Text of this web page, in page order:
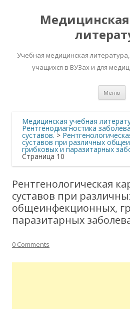
Медицинская
Учебная медицинская
учащихся в ВУЗах и для
Меню
Медицинская учебная
Рентгенодиагностика
суставов.>
суставов при различных
грибковых и паразитарных
Страница 10
Рентгенологическая
суставов при
общеинфекционных,
паразитарных
0 Comments